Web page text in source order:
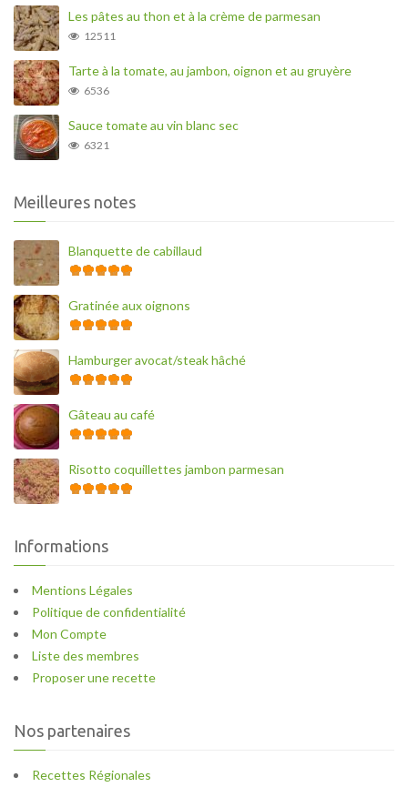
Les pâtes au thon et à la crème de parmesan
12511
Tarte à la tomate, au jambon, oignon et au gruyère
6536
Sauce tomate au vin blanc sec
6321
Meilleures notes
Blanquette de cabillaud
Gratinée aux oignons
Hamburger avocat/steak hâché
Gâteau au café
Risotto coquillettes jambon parmesan
Informations
Mentions Légales
Politique de confidentialité
Mon Compte
Liste des membres
Proposer une recette
Nos partenaires
Recettes Régionales